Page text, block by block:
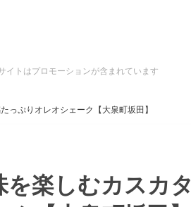
イトはプロモーションが含まれています
っぷりオレオシェーク【大泉町坂田】
楽しむカスカタ